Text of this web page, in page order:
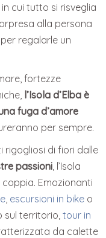
cui tutto si risveglia
alla persona
regalarle un
fortezze
l’Isola d’Elba è
fuga d’amore
per sempre.
rigogliosi di fiori dalle
passioni , l’Isola
Emozionanti
escursioni in bike o
sul territorio,tour in
da calette